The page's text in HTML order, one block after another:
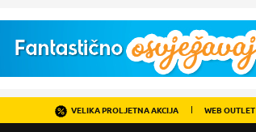
VELIKA PROLJETNA AKCIJA WEB OUTLET